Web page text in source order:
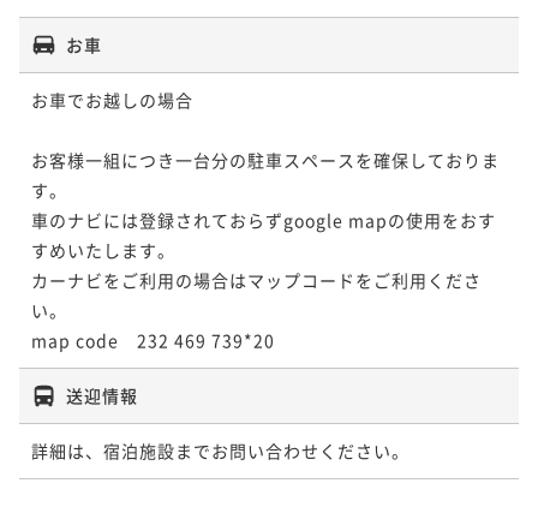
お車
お車でお越しの場合
お客様一組につき一台分の駐車スペースを確保しておりま
す。
車のナビには登録されておらずgoogle mapの使用をおす
すめいたします。
カーナビをご利用の場合はマップコードをご利用くださ
い。
map code　232 469 739*20
送迎情報
詳細は、宿泊施設までお問い合わせください。